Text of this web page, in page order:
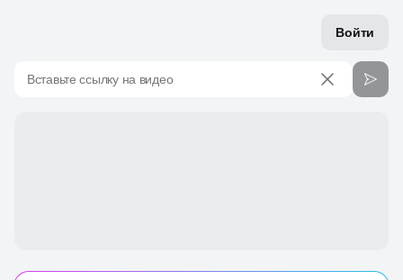
Войти
Вставьте ссылку на видео